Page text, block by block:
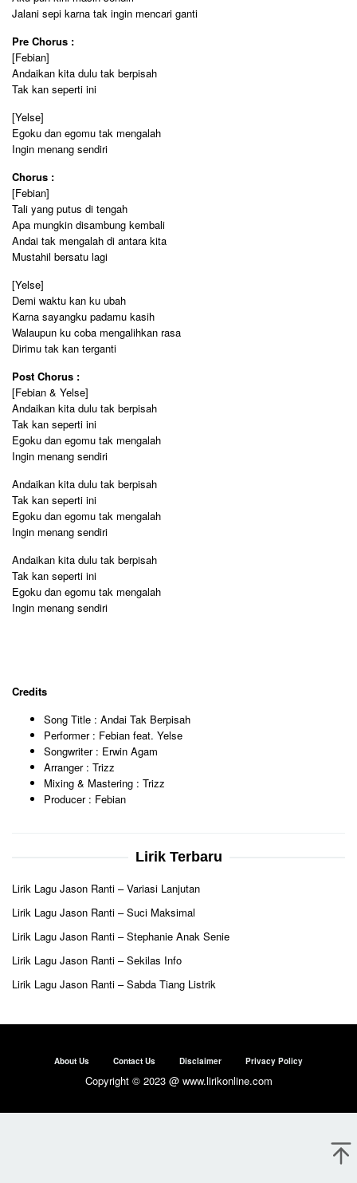
Jalani sepi karna tak ingin mencari ganti
Pre Chorus :
[Febian]
Andaikan kita dulu tak berpisah
Tak kan seperti ini
[Yelse]
Egoku dan egomu tak mengalah
Ingin menang sendiri
Chorus :
[Febian]
Tali yang putus di tengah
Apa mungkin disambung kembali
Andai tak mengalah di antara kita
Mustahil bersatu lagi
[Yelse]
Demi waktu kan ku ubah
Karna sayangku padamu kasih
Walaupun ku coba mengalihkan rasa
Dirimu tak kan terganti
Post Chorus :
[Febian & Yelse]
Andaikan kita dulu tak berpisah
Tak kan seperti ini
Egoku dan egomu tak mengalah
Ingin menang sendiri
Andaikan kita dulu tak berpisah
Tak kan seperti ini
Egoku dan egomu tak mengalah
Ingin menang sendiri
Andaikan kita dulu tak berpisah
Tak kan seperti ini
Egoku dan egomu tak mengalah
Ingin menang sendiri
Credits
Song Title : Andai Tak Berpisah
Performer : Febian feat. Yelse
Songwriter : Erwin Agam
Arranger : Trizz
Mixing & Mastering : Trizz
Producer : Febian
Lirik Terbaru
Lirik Lagu Jason Ranti – Variasi Lanjutan
Lirik Lagu Jason Ranti – Suci Maksimal
Lirik Lagu Jason Ranti – Stephanie Anak Senie
Lirik Lagu Jason Ranti – Sekilas Info
Lirik Lagu Jason Ranti – Sabda Tiang Listrik
About Us Contact Us Disclaimer Privacy Policy
Copyright © 2023 @ www.lirikonline.com